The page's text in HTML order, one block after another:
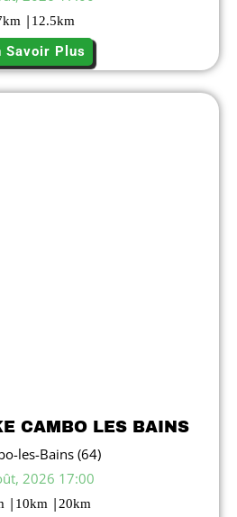
km | 12.5km
Savoir Plus
CAMBO LES BAINS
les-Bains (64)
2026 17:00
| 10km | 20km